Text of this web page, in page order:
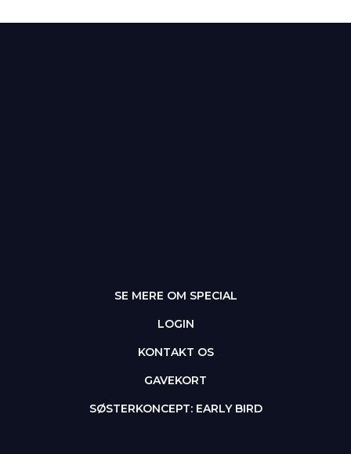
SE MERE OM SPECIAL
LOGIN
KONTAKT OS
GAVEKORT
SØSTERKONCEPT: EARLY BIRD